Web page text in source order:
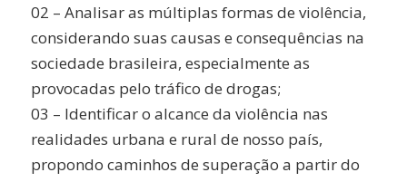
02 – Analisar as múltiplas formas de violência,
considerando suas causas e consequências na
sociedade brasileira, especialmente as
provocadas pelo tráfico de drogas;
03 – Identificar o alcance da violência nas
realidades urbana e rural de nosso país,
propondo caminhos de superação a partir do